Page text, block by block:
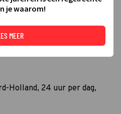
Holland, 24 uur per dag,
je waarom!
MEER